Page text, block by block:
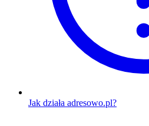
Jak działa adresowo.pl?